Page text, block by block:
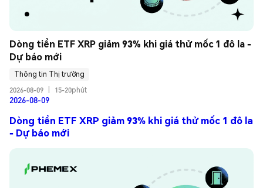
Dòng tiền ETF XRP giảm 93% khi giá thử mốc 1 đô la -
Dự báo mới
Thông tin Thị trường
2026-08-09
15-20phút
2026-08-09
Dòng tiền ETF XRP giảm 93% khi giá thử mốc 1 đô la
- Dự báo mới